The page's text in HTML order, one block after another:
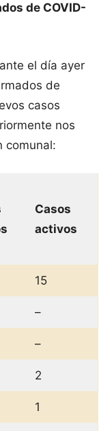
de COVID-
el día ayer
de
casos
nos
comunal:
Casos
activos
15
–
–
2
1